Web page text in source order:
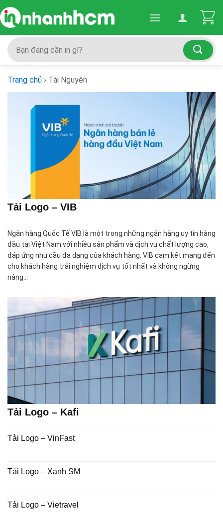
Skip
to
content
Search
for:
Trang chủ › Tài Nguyên
Tải Logo – VIB
Ngân hàng Quốc Tế VIB là một trong những ngân hàng uy tín hàng
đầu tại Việt Nam với nhiều sản phẩm và dịch vụ chất lượng cao,
đáp ứng nhu cầu đa dạng của khách hàng. VIB cam kết mang đến
cho khách hàng trải nghiệm dịch vụ tốt nhất và không ngừng
nâng…
Tải Logo – Kafi
Tải Logo – VinFast
Tải Logo – Xanh SM
Tải Logo – Vietravel